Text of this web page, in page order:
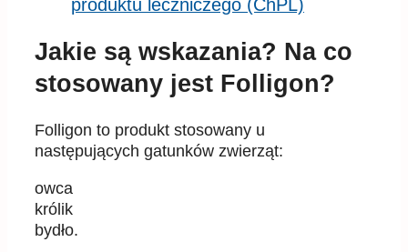
produktu leczniczego (ChPL)
Jakie są wskazania? Na co
stosowany jest Folligon?
Folligon to produkt stosowany u
następujących gatunków zwierząt:
owca
królik
bydło.